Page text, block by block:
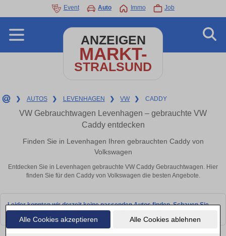
Alle Cookies akzeptieren Alle Cookies ablehnen
Event Auto Immo Job
ANZEIGEN
MARKT-
STRALSUND
❯ AUTOS ❯ LEVENHAGEN ❯ VW ❯ CADDY
VW Gebrauchtwagen Levenhagen – gebrauchte VW
Caddy entdecken
Finden Sie in Levenhagen Ihren gebrauchten Caddy von
Volkswagen
Entdecken Sie in Levenhagen gebrauchte VW Caddy Gebrauchtwagen. Hier
finden Sie für den Caddy von Volkswagen die besten Angebote.
Leider konnten wir derzeit keine passenden Autos finden. Schauen Sie